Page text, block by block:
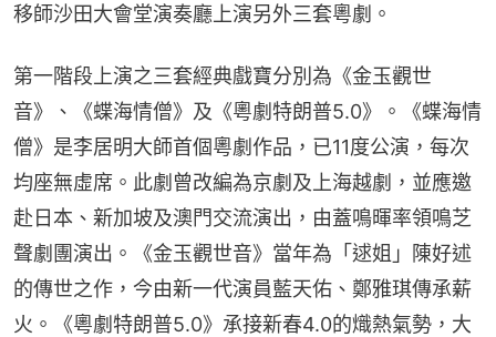
移師沙田大會堂演奏廳上演另外三套粵劇。
第一階段上演之三套經典戲寶分別為《金玉觀世
音》、《蝶海情僧》及《粵劇特朗普5.0》。《蝶海情
僧》是李居明大師首個粵劇作品，已11度公演，每次
均座無虛席。此劇曾改編為京劇及上海越劇，並應邀
赴日本、新加坡及澳門交流演出，由蓋鳴暉率領鳴芝
聲劇團演出。《金玉觀世音》當年為「逑姐」陳好述
的傳世之作，今由新一代演員藍天佑、鄭雅琪傳承薪
火。《粵劇特朗普5.0》承接新春4.0的熾熱氣勢，大